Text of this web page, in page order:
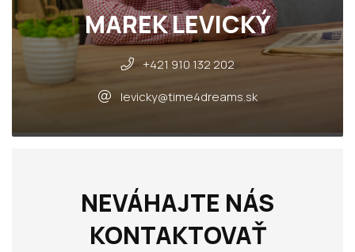
MAREK LEVICKÝ
+421 910 132 202
levicky@time4dreams.sk
NEVÁHAJTE NÁS
KONTAKTOVAŤ